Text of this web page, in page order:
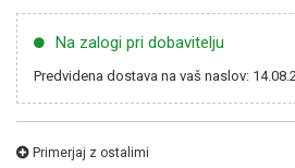
Na zalogi pri dobavitelju
Predvidena dostava na vaš naslov:
Primerjaj z ostalimi